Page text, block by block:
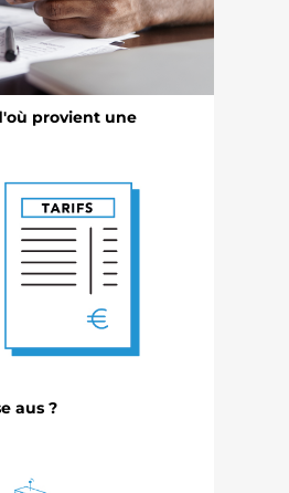
provient une
aus ?